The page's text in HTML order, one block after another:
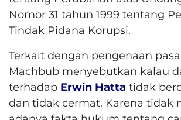
Nomor 31 tahun 1999 tentang
Tindak Pidana Korupsi.
Terkait dengan pengenaan
Machbub menyebutkan kalau
terhadap Erwin Hatta tidak
dan tidak cermat. Karena tidak